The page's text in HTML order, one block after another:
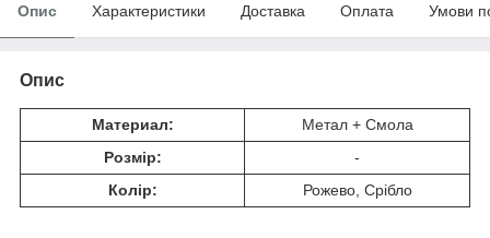
Опис Характеристики Доставка Оплата Умови
Опис
Материал:
Метал + Смола
Розмір:
-
Колір:
Рожево, Срібло